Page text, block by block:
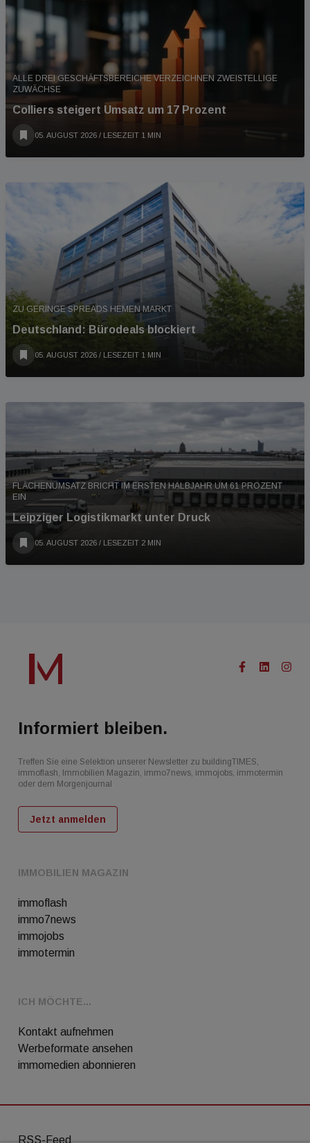
ALLE DREI GESCHÄFTSBEREICHE VERZEICHNEN ZWEISTELLIGE
ZUWÄCHSE
Colliers steigert Umsatz um 17 Prozent
05. AUGUST 2026 / LESEZEIT 1 MIN
ZU GERINGE SPREADS HEMEN MARKT
Deutschland: Bürodeals blockiert
05. AUGUST 2026 / LESEZEIT 1 MIN
FLÄCHENUMSATZ BRICHT IM ERSTEN HALBJAHR UM 61 PROZENT
EIN
Leipziger Logistikmarkt unter Druck
05. AUGUST 2026 / LESEZEIT 2 MIN
IMMOBILIEN MAGAZIN
immoflash
immo7news
immojobs
immotermin
ICH MÖCHTE...
Kontakt aufnehmen
Werbeformate ansehen
immomedien abonnieren
Informiert bleiben.
Treffen Sie eine Selektion unserer Newsletter zu buildingTIMES,
immoflash, Immobilien Magazin, immo7news, immojobs, immotermin
oder dem Morgenjournal
Jetzt anmelden
RSS-Feed